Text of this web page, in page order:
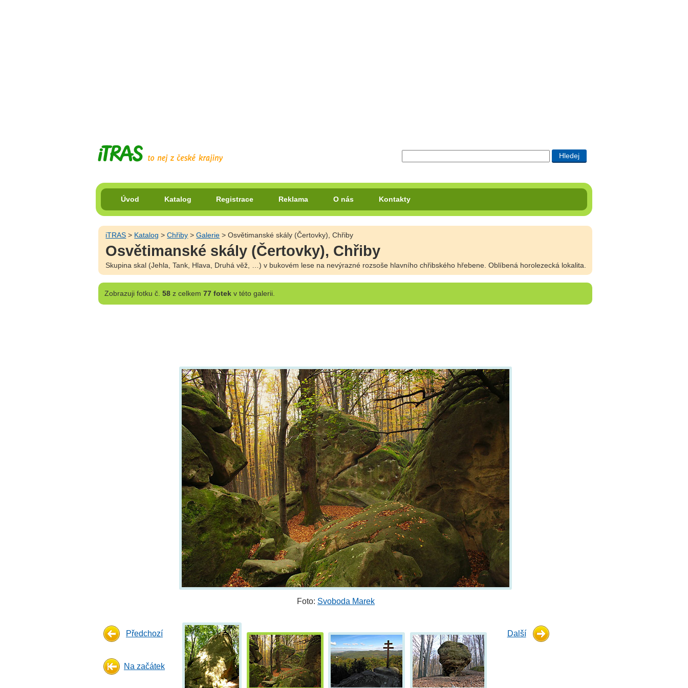
Úvod Katalog Registrace Reklama O nás Kontakty
iTRAS > Katalog >Chřiby >Galerie > Osvětimanské skály (Čertovky), Chřiby
Osvětimanské skály (Čertovky), Chřiby
Skupina skal (Jehla, Tank, Hlava, Druhá věž, …) v bukovém lese na nevýrazné rozsoše hlavního chřibského hřebene. Oblíbená horolezecká lokalita.
Zobrazujifotku č. 58z celkem 77 fotekv této galerii.
Foto: Svoboda Marek
Předchozí
Na začátek
Další